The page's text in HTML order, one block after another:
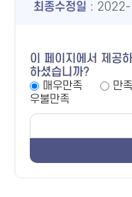
최종수정일 : 2022-
이 페이지에서 제공
하셨습니까?
매우만족
만족
우불만족